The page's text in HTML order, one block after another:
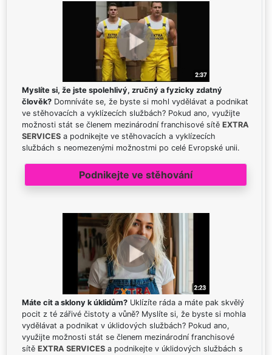
Myslíte si, že jste spolehlivý, zručný a fyzicky zdatný
člověk? Domníváte se, že byste si mohl vydělávat a podnikat
ve stěhovacích a vyklízecích službách? Pokud ano, využijte
možnosti stát se členem mezinárodní franchisové sítě EXTRA
SERVICES a podnikejte ve stěhovacích a vyklízecích
službách s neomezenými možnostmi po celé Evropské unii.
Podnikejte ve stěhování
Máte cit a sklony k úklidům? Uklízíte ráda a máte pak skvělý
pocit z té zářivé čistoty a vůně? Myslíte si, že byste si mohla
vydělávat a podnikat v úklidových službách? Pokud ano,
využijte možnosti stát se členem mezinárodní franchisové
sítě EXTRA SERVICES a podnikejte v úklidových službách s